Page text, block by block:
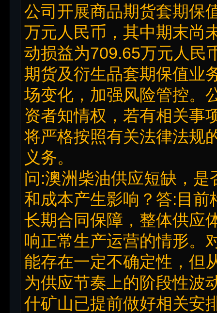
公司开展商品期货套期保
万元人民币，其中期末尚
动损益为709.65万元人民
期货及衍生品套期保值业
场变化，加强风险管控。
资者知情权，若有相关事
将严格按照有关法律法规
义务。
问:澳洲柴油供应短缺，
和成本产生影响？答:目
长期合同保障，整体供应
响正常生产运营的情形。
能存在一定不确定性，但
为供应节奏上的阶段性波
什矿山已提前做好相关安